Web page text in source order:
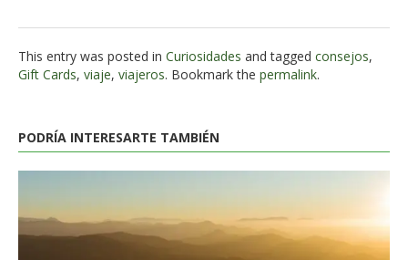
This entry was posted in Curiosidades and tagged consejos,
Gift Cards, viaje, viajeros. Bookmark the permalink.
PODRÍA INTERESARTE TAMBIÉN